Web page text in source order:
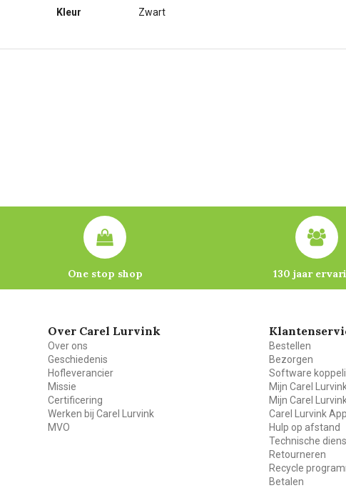
Kleur Zwart
One stop shop 130 jaar
Over Carel Lurvink
Over ons
Geschiedenis
Hofleverancier
Missie
Certificering
Werken bij Carel Lurvink
MVO
Bestellen
Bezorgen
Software
Mijn Carel
Mijn Carel
Carel Lurvink App
Hulp op afstand
Technische
Retourneren
Recycle
Betalen